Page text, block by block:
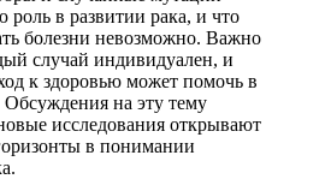
в развитии рака, и что
болезни невозможно. Важно
случай индивидуален, и
к здоровью может помочь в
на эту тему
исследования открывают
в понимании